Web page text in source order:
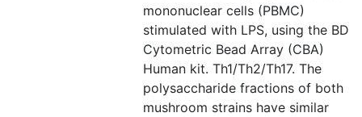
mononuclear cells (PBMC)
stimulated with LPS, using the BD
Cytometric Bead Array (CBA)
Human kit. Th1/Th2/Th17. The
polysaccharide fractions of both
mushroom strains have similar